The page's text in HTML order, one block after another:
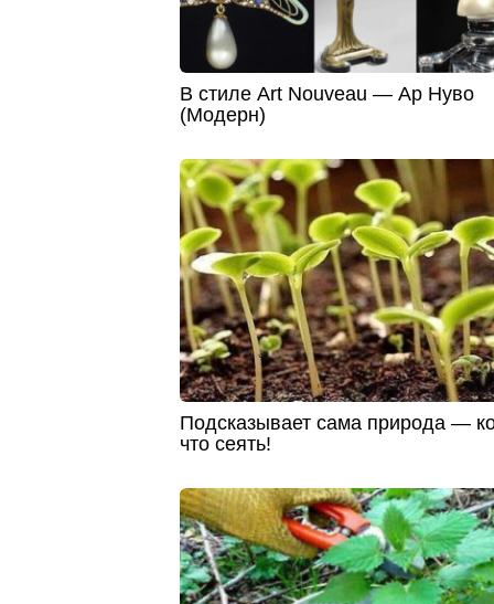
В стиле Art Nouveau — Ар Нуво
(Модерн)
Подсказывает сама природа —
что сеять!